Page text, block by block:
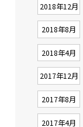
2018年12月
2018年8月
2018年4月
2017年12月
2017年8月
2017年4月